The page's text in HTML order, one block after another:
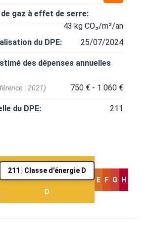
gaz à effet de serre:
43 kg CO₂/m²/an
du DPE:
25/07/2024
des dépenses annuelles
750 € - 1 060 €
: 2021)
du DPE: 211
211 | Classe d'énergie D
D
E F G H